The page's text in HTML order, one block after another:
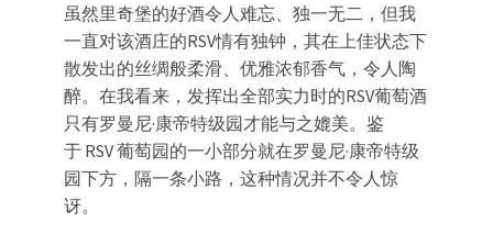
虽然里奇堡的好酒令人难忘、独一无二，但我
一直对该酒庄的RSV情有独钟，其在上佳状态下
散发出的丝绸般柔滑、优雅浓郁香气，令人陶
醉。在我看来，发挥出全部实力时的RSV葡萄酒
只有罗曼尼·康帝特级园才能与之媲美。鉴
于 RSV 葡萄园的一小部分就在罗曼尼·康帝特级
园下方，隔一条小路，这种情况并不令人惊
讶。